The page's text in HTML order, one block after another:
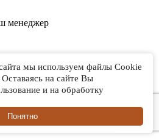
мы используем файлы Cookie
на сайте Вы
и на обработку
Понятно
менеджер
или презентацию